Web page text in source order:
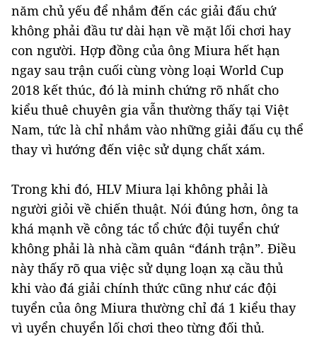
năm chủ yếu để nhắm đến các giải đấu chứ
không phải đầu tư dài hạn về mặt lối chơi hay
con người. Hợp đồng của ông Miura hết hạn
ngay sau trận cuối cùng vòng loại World Cup
2018 kết thúc, đó là minh chứng rõ nhất cho
kiểu thuê chuyên gia vẫn thường thấy tại Việt
Nam, tức là chỉ nhắm vào những giải đấu cụ thể
thay vì hướng đến việc sử dụng chất xám.
Trong khi đó, HLV Miura lại không phải là
người giỏi về chiến thuật. Nói đúng hơn, ông ta
khá mạnh về công tác tổ chức đội tuyển chứ
không phải là nhà cầm quân “đánh trận”. Điều
này thấy rõ qua việc sử dụng loạn xạ cầu thủ
khi vào đá giải chính thức cũng như các đội
tuyển của ông Miura thường chỉ đá 1 kiểu thay
vì uyển chuyển lối chơi theo từng đối thủ.